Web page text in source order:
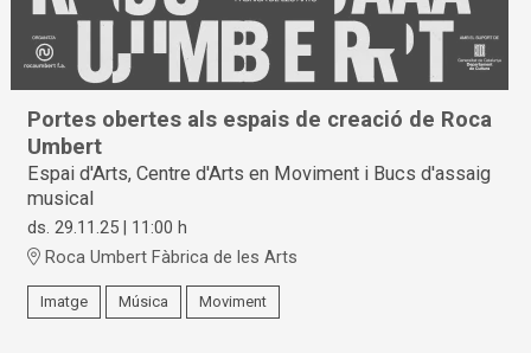
Portes obertes als espais de creació de Roca
Umbert
Espai d'Arts, Centre d'Arts en Moviment i Bucs d'assaig
musical
ds. 29.11.25 | 11:00 h
Roca Umbert Fàbrica de les Arts
Imatge Música Moviment